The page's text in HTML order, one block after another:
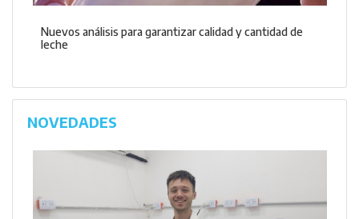
Nuevos análisis para garantizar calidad y cantidad de
leche
NOVEDADES